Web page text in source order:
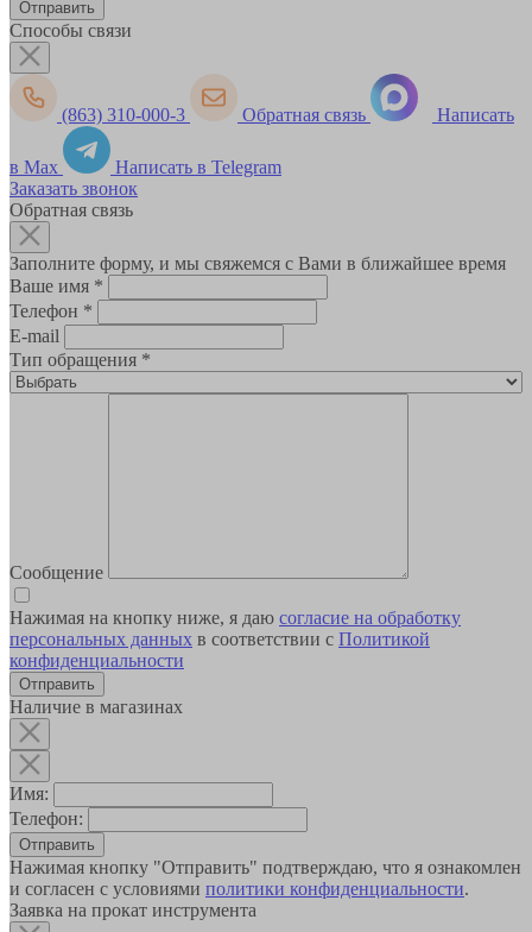
Способы связи
(863) 310-000-3 Обратная связь Написать
в Max
Написать в Telegram
Заказать звонок
Обратная связь
Заполните форму, и мы свяжемся с Вами в ближайшее время
Ваше имя *
Телефон *
E-mail
Тип обращения *
Сообщение
Нажимая на кнопку ниже, я даю согласие на обработку
персональных данных в соответствии с Политикой
конфиденциальности
Наличие в магазинах
Имя:
Телефон:
Отправить
Нажимая кнопку "Отправить" подтверждаю, что я ознакомлен
и согласен с условиями политики конфиденциальности.
Заявка на прокат инструмента